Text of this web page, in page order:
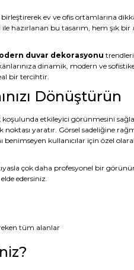
ev ve ofis ortamlarına
hazırlanan bu tasarım, hem şık bir
duvar dekorasyonu
dinamik, modern ve
bir tercihtir.
Dönüştürün
koşulunda etkileyici görünmesini
yaratır. Görsel sadeliğine
benimseyen kullanıcılar için özel
çok daha profesyonel bir
edersiniz.
tüm alanlar